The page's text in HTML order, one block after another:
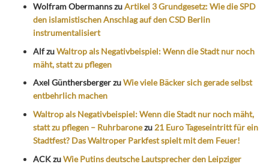
Wolfram ObermannszuArtikel 3 Grundgesetz: Wie die SPD
den islamistischen Anschlag auf den CSD Berlin
instrumentalisiert
AlfzuWaltrop als Negativbeispiel: Wenn die Stadt nur noch
mäht, statt zu pflegen
Axel GünthersbergerzuWie viele Bäcker sich gerade selbst
entbehrlich machen
Waltrop als Negativbeispiel: Wenn die Stadt nur noch mäht,
statt zu pflegen – Ruhrbaronezu 21 Euro Tageseintritt für ein
Stadtfest? Das Waltroper Parkfest spielt mit dem Feuer!
ACKzuWie Putins deutsche Lautsprecher den Leipziger